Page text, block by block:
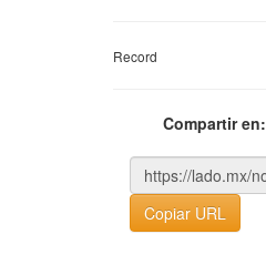
Record
Compartir en:
Copiar URL